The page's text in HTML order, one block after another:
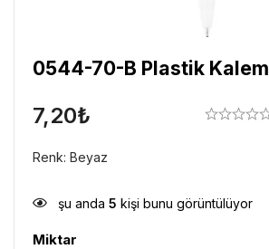
0544-70-B Plastik Kalem
7,20₺
Renk: Beyaz
şu anda 5 kişi bunu görüntülüyor
Miktar